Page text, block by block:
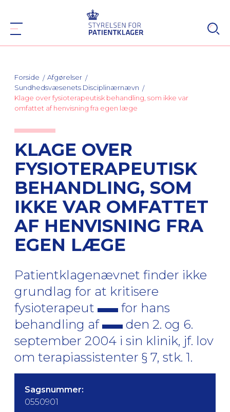
Forside
Afgørelser
Sundhedsvæsenets Disciplinærnævn
Klage over fysioterapeutisk behandling, som ikke var
omfattet af henvisning fra egen læge
KLAGE OVER
FYSIOTERAPEUTISK
BEHANDLING, SOM
IKKE VAR OMFATTET
AF HENVISNING FRA
EGEN LÆGE
Patientklagenævnet finder ikke
grundlag for at kritisere
fysioterapeut
for hans
behandling af
den 2. og 6.
september 2004 i sin klinik, jf. lov
om terapiassistenter § 7, stk. 1.
Sagsnummer:
0550901